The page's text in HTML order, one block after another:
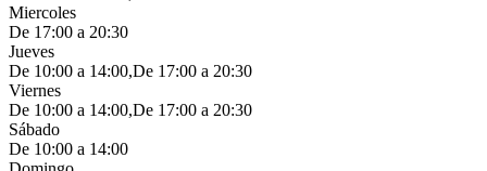
Miercoles
De 17:00 a 20:30
Jueves
De 10:00 a 14:00,De 17:00 a 20:30
Viernes
De 10:00 a 14:00,De 17:00 a 20:30
Sábado
De 10:00 a 14:00